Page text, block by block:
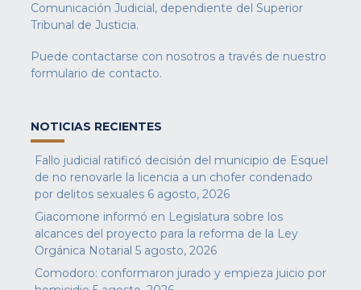
Comunicación Judicial, dependiente del Superior
Tribunal de Justicia.
Puede contactarse con nosotros a través de nuestro
formulario de contacto.
NOTICIAS RECIENTES
Fallo judicial ratificó decisión del municipio de Esquel
de no renovarle la licencia a un chofer condenado
por delitos sexuales 6 agosto, 2026
Giacomone informó en Legislatura sobre los
alcances del proyecto para la reforma de la Ley
Orgánica Notarial 5 agosto, 2026
Comodoro: conformaron jurado y empieza juicio por